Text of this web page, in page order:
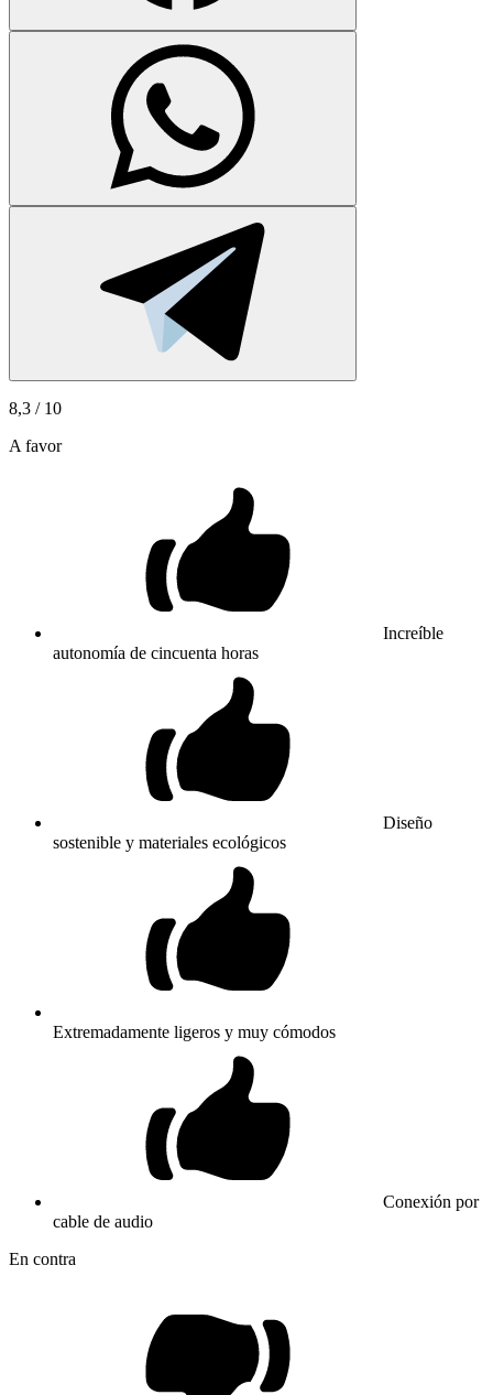
8,3 / 10
A favor
Increíble
autonomía de cincuenta horas
Diseño
sostenible y materiales ecológicos
Extremadamente ligeros y muy cómodos
Conexión por
cable de audio
En contra